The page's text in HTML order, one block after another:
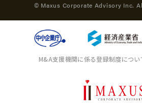
© Maxus Corporate Advisory Inc.
M&A支援機関に係る登録制度につい